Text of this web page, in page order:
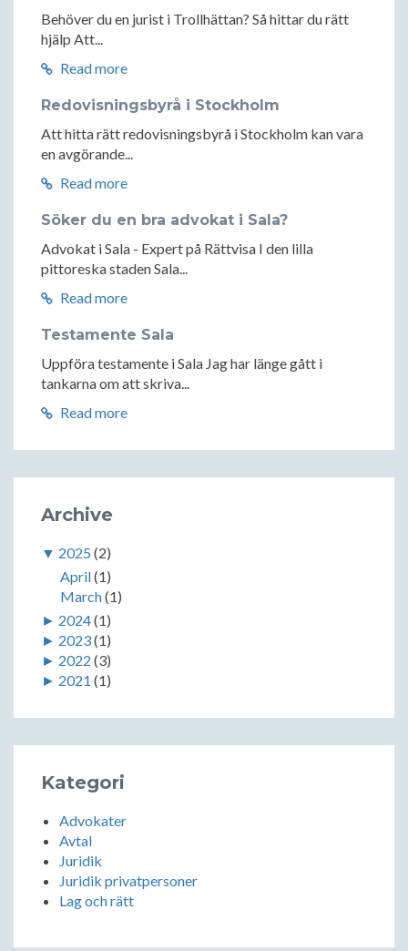
Behöver du en jurist i Trollhättan? Så hittar du rätt
hjälp Att...
Read more
Redovisningsbyrå i Stockholm
Att hitta rätt redovisningsbyrå i Stockholm kan vara
en avgörande...
Read more
Söker du en bra advokat i Sala?
Advokat i Sala - Expert på Rättvisa I den lilla
pittoreska staden Sala...
Read more
Testamente Sala
Uppföra testamente i Sala Jag har länge gått i
tankarna om att skriva...
Read more
Archive
▼ 2025 (2)
April(1)
March(1)
► 2024(1)
► 2023(1)
► 2022 (3)
► 2021 (1)
Kategori
Advokater
Avtal
Juridik
Juridik privatpersoner
Lag och rätt